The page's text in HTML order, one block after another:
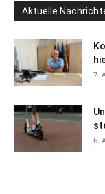
Aktuelle
7.
6.